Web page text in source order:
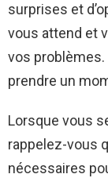
surprises et
vous attend et
vos
prendre un
Lorsque vous
rappelez-vous
nécessaires